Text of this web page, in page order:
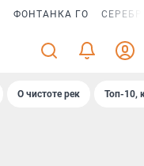
ФОНТАНКА ГО
О чистоте рек Топ-10,